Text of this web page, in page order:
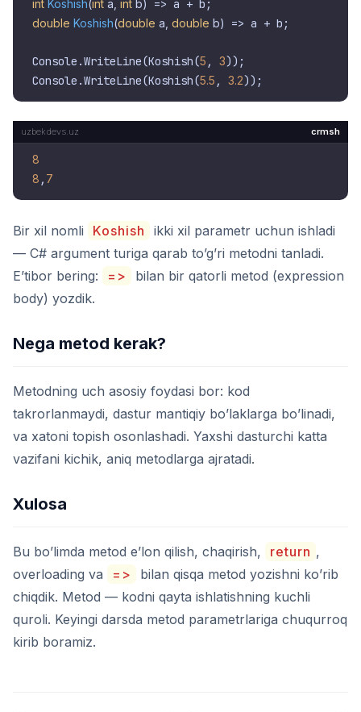
int Koshish(int a, int b)
double Koshish(double a, double b) => a + b;
Console.WriteLine(Koshish(5 , 3));
Console.WriteLine(Koshish(5.5 , 3.2
crmsh
8
8 , 7
Bir xil nomli Koshish
ikki xil parametr uchun ishladi
— C# argument turiga qarab to’g’ri metodni tanladi.
E’tibor bering:
=>
bilan bir qatorli metod (expression
body) yozdik.
Nega metod kerak?
Metodning uch asosiy foydasi bor: kod
takrorlanmaydi, dastur mantiqiy bo’laklarga bo’linadi,
va xatoni topish osonlashadi. Yaxshi dasturchi katta
vazifani kichik, aniq metodlarga ajratadi.
Xulosa
Bu bo’limda metod e’lon qilish, chaqirish, return ,
overloading va
=>
bilan qisqa metod yozishni ko’rib
chiqdik. Metod — kodni qayta ishlatishning kuchli
quroli. Keyingi darsda metod parametrlariga chuqurroq
kirib boramiz.